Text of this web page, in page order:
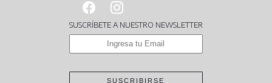
SUSCRÍBETE A NUESTRO NEWSLETTER
SUSCRIBIRSE